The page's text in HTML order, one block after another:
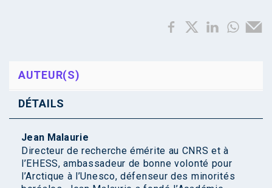
AUTEUR(S)
DÉTAILS
Jean Malaurie
Directeur de recherche émérite au CNRS et à
l’EHESS, ambassadeur de bonne volonté pour
l’Arctique à l’Unesco, défenseur des minorités